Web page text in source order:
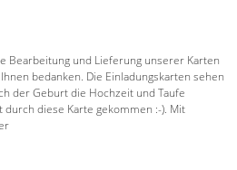
Bearbeitung und Lieferung unserer Karten
bedanken. Die Einladungskarten sehen
der Geburt die Hochzeit und Taufe
diese Karte gekommen :-). Mit